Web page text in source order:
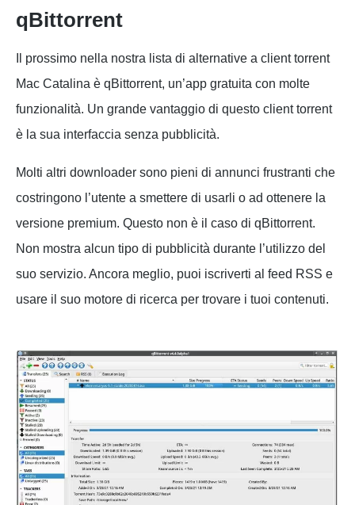
qBittorrent
Il prossimo nella nostra lista di alternative a client torrent
Mac Catalina è qBittorrent, un’app gratuita con molte
funzionalità. Un grande vantaggio di questo client torrent
è la sua interfaccia senza pubblicità.
Molti altri downloader sono pieni di annunci frustranti che
costringono l’utente a smettere di usarli o ad ottenere la
versione premium. Questo non è il caso di qBittorrent.
Non mostra alcun tipo di pubblicità durante l’utilizzo del
suo servizio. Ancora meglio, puoi iscriverti al feed RSS e
usare il suo motore di ricerca per trovare i tuoi contenuti.